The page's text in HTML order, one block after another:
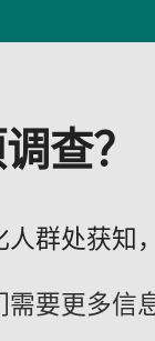
查？
群处获知
要更多信